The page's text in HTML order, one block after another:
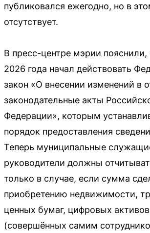
публиковался ежегодно, но в
отсутствует.
В пресс-центре мэрии пояснили,
2026 года начал действовать
закон «О внесении изменений в
законодательные акты
Федерации», которым
порядок предоставления
Теперь муниципальные
руководители должны
только в случае, если сумма
приобретению недвижимости,
ценных бумаг, цифровых
(совершённых самим